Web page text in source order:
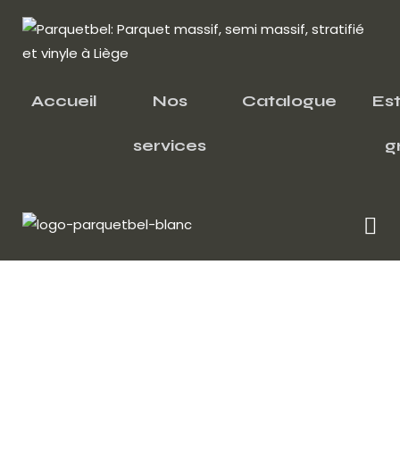
Accueil Nos
services
Catalogue